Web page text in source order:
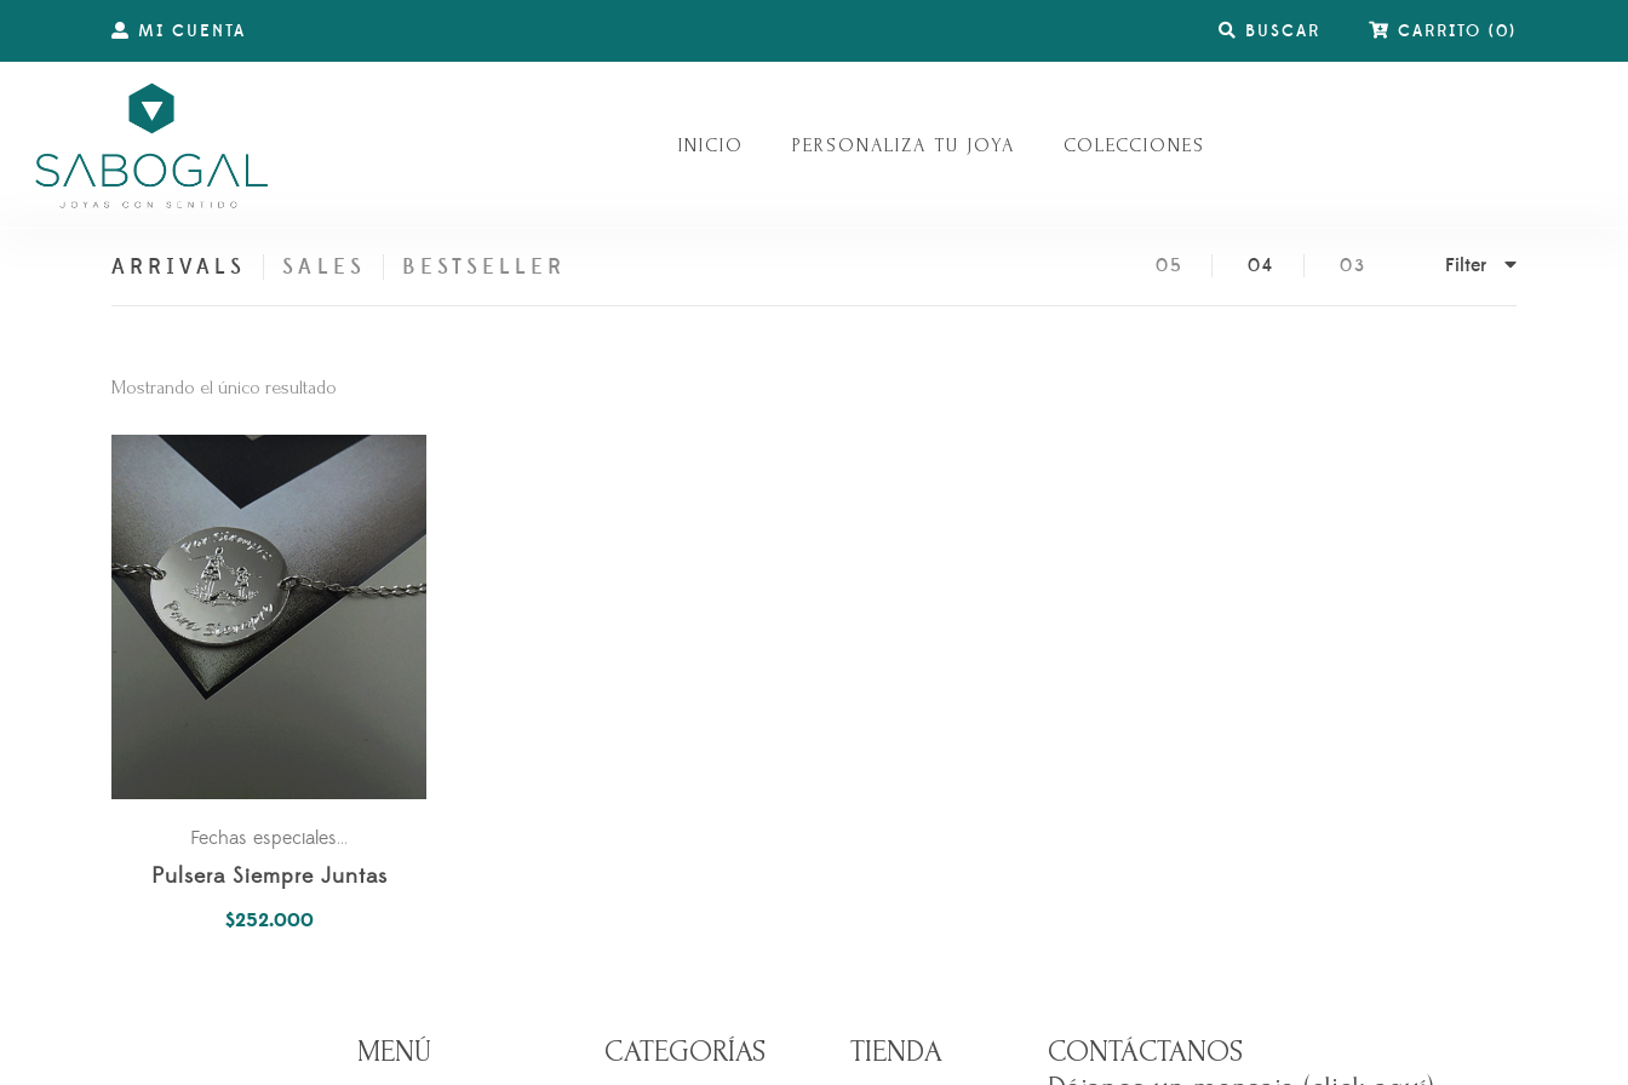
MI CUENTA BUSCAR CARRITO (0)
INICIO PERSONALIZA TU JOYA COLECCIONES
ARRIVALS SALES BESTSELLER 05 04 03 Filter
Mostrando el único resultado
Fechas especiales
,Para ella
Pulsera Siempre Juntas
$252.000
MENÚ CATEGORÍAS TIENDA
CONTÁCTANOS